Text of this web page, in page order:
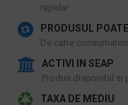
rapida!
PRODUSUL
De catre
ACTIVI IN SEAP
Produs disponibil si
TAXA DE MEDIU